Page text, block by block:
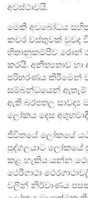
අවස්ථාවයි.
මෙකී අවබෝධය
කවර වස්තුවක් වුවද
හිතානුකම්පීව රොන්
කරයි. අනිත්‍යතාව
පරිහරණය කිරීමෙන්
සම්බන්ධයෙන්
ඇති බරපතල සාවද්‍ය
ලෝකය දෙස
ජීවිතයේ ලෝකයේ
පුද්ගලයාට ලෝකයේ
කළ හැකිය යන්න
ථෙරීගාථා
වලින් නිර්වාණය